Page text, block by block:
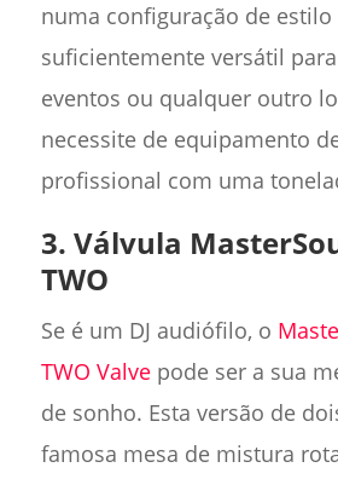
numa configuração de estilo
suficientemente versátil
eventos ou qualquer outro
necessite de equipamento
profissional com uma
3. Válvula
TWO
Se é um DJ audiófilo, o
TWO Valvepode ser a sua
de sonho. Esta versão de
famosa mesa de mistura